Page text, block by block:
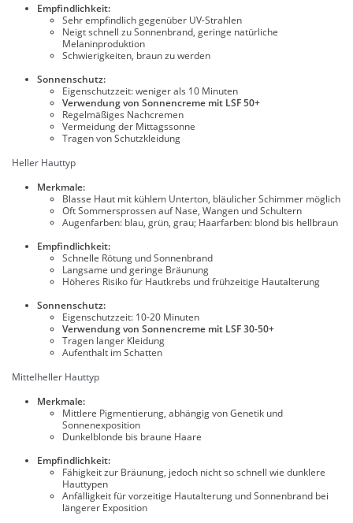
Empfindlichkeit:
Sehr empfindlich gegenüber UV-Strahlen
Neigt schnell zu Sonnenbrand, geringe natürliche
Melaninproduktion
Schwierigkeiten, braun zu werden
Sonnenschutz:
Eigenschutzzeit: weniger als 10 Minuten
Verwendung von Sonnencreme mit LSF 50+
Regelmäßiges Nachcremen
Vermeidung der Mittagssonne
Tragen von Schutzkleidung
Heller Hauttyp
Merkmale:
Blasse Haut mit kühlem Unterton, bläulicher Schimmer möglich
Oft Sommersprossen auf Nase, Wangen und Schultern
Augenfarben: blau, grün, grau; Haarfarben: blond bis hellbraun
Empfindlichkeit:
Schnelle Rötung und Sonnenbrand
Langsame und geringe Bräunung
Höheres Risiko für Hautkrebs und frühzeitige Hautalterung
Sonnenschutz:
Eigenschutzzeit: 10-20 Minuten
Verwendung von Sonnencreme mit LSF 30-50+
Tragen langer Kleidung
Aufenthalt im Schatten
Mittelheller Hauttyp
Merkmale:
Mittlere Pigmentierung, abhängig von Genetik und
Sonnenexposition
Dunkelblonde bis braune Haare
Empfindlichkeit:
Fähigkeit zur Bräunung, jedoch nicht so schnell wie dunklere
Hauttypen
Anfälligkeit für vorzeitige Hautalterung und Sonnenbrand bei
längerer Exposition